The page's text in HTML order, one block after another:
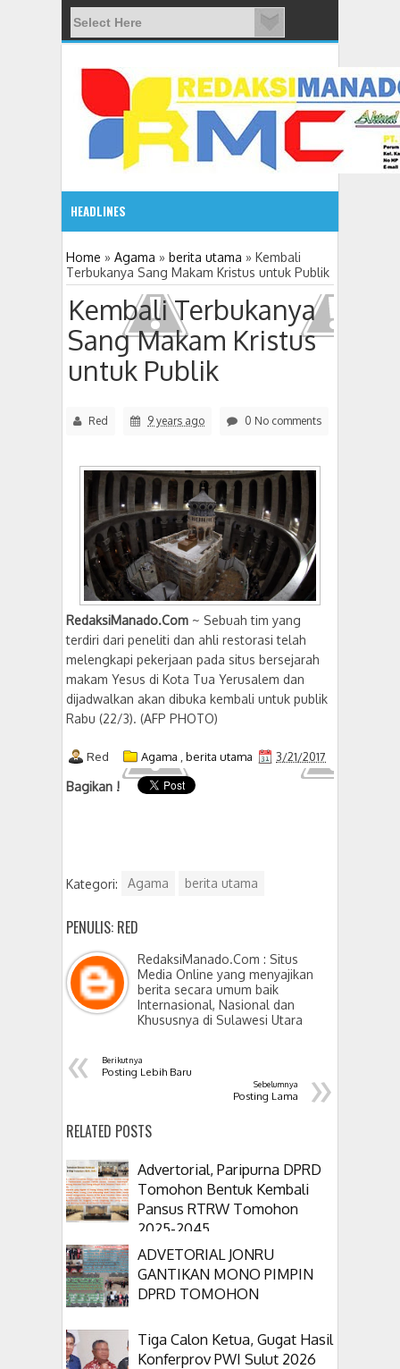
HEADLINES
08:03 AM
ADVETORIAL JONRU GANTIKAN MONO PIMPIN DPRD
Home » Agama » berita utama » Kembali
Terbukanya Sang Makam Kristus untuk Publik
Kembali Terbukanya
Sang Makam Kristus
untuk Publik
Red 9 years ago 0 No comments
RedaksiManado.Com ~ Sebuah tim yang
terdiri dari peneliti dan ahli restorasi telah
melengkapi pekerjaan pada situs bersejarah
makam Yesus di Kota Tua Yerusalem dan
dijadwalkan akan dibuka kembali untuk publik
Rabu (22/3). (AFP PHOTO)
Red Agama berita utama 3/21/2017
Bagikan !
Kategori: Agama berita utama
PENULIS: RED
RedaksiManado.Com : Situs
Media Online yang menyajikan
berita secara umum baik
Internasional, Nasional dan
Khususnya di Sulawesi Utara
« Berikutnya
Posting Lebih Baru »
Sebelumnya
Posting Lama
RELATED POSTS
Advertorial, Paripurna DPRD
Tomohon Bentuk Kembali
Pansus RTRW Tomohon
2025-2045
ADVETORIAL JONRU
GANTIKAN MONO PIMPIN
DPRD TOMOHON
Tiga Calon Ketua, Gugat Hasil
Konferprov PWI Sulut 2026